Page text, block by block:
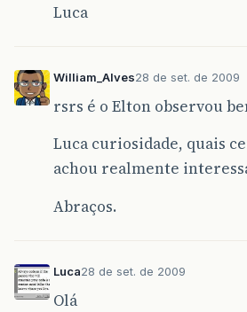
Luca
William_Alves28 de set. de 2009
rsrs é o Elton observou
Luca curiosidade, quais
achou realmente
Abraços.
Luca28 de set. de 2009
Olá